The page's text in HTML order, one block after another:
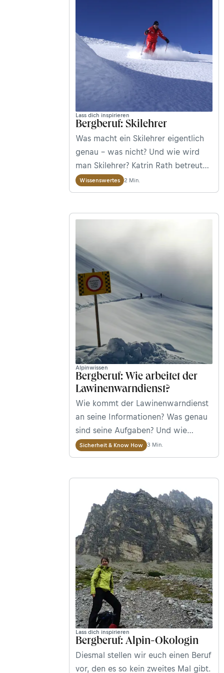
Lass dich inspirieren
Bergberuf: Skilehrer
Was macht ein Skilehrer eigentlich
genau – was nicht? Und wie wird
man Skilehrer? Katrin Rath betreut
die Social Media-Kanäle von
Bergwelten und ist – wenn sie nicht
Skilehrerin. Sie verrät uns Näheres
Wissenswertes 2 Min.
Alpinwissen
Bergberuf: Wie arbeitet der
Lawinenwarndienst?
Wie kommt der Lawinenwarndienst
an seine Informationen? Was genau
sind seine Aufgaben? Und wie
zuverlässig sind seine Prognosen?
Wir haben mit Andreas Pecl von der
Sicherheit & Know How 3 Min.
Lass dich inspirieren
Bergberuf: Alpin-Ökologin
Diesmal stellen wir euch einen Beruf
vor, den es so kein zweites Mal gibt.